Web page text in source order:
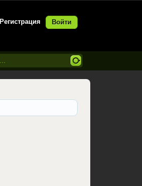
Регистрация Войти